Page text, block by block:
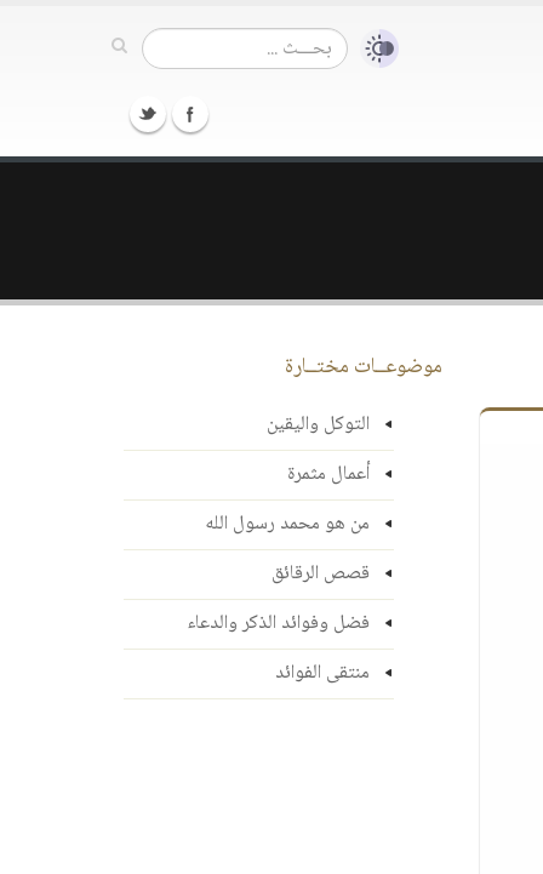
موضوعــات مختــارة
التوكل واليقين
أعمال مثمرة
من هو محمد رسول الله
قصص الرقائق
فضل وفوائد الذكر والدعاء
منتقى الفوائد